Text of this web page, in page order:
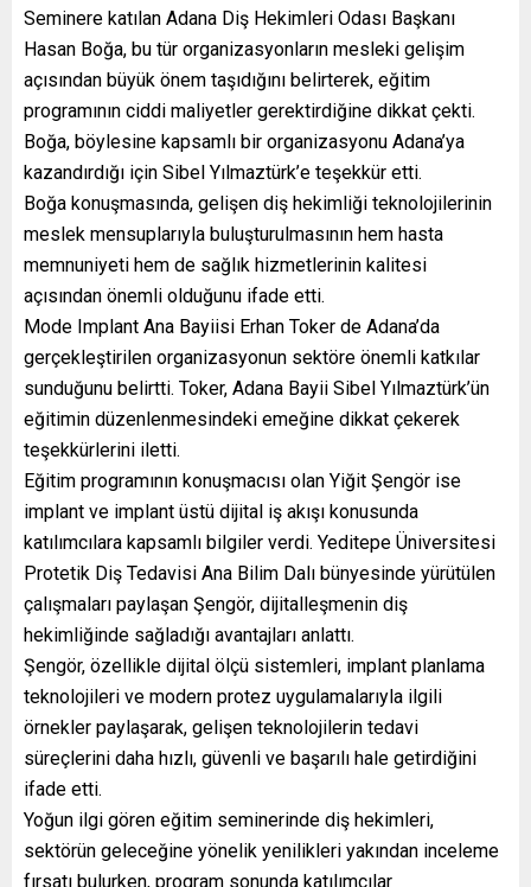
Seminere katılan Adana Diş Hekimleri Odası Başkanı
Hasan Boğa, bu tür organizasyonların mesleki gelişim
açısından büyük önem taşıdığını belirterek, eğitim
programının ciddi maliyetler gerektirdiğine dikkat çekti.
Boğa, böylesine kapsamlı bir organizasyonu Adana’ya
kazandırdığı için Sibel Yılmaztürk’e teşekkür etti.
Boğa konuşmasında, gelişen diş hekimliği teknolojilerinin
meslek mensuplarıyla buluşturulmasının hem hasta
memnuniyeti hem de sağlık hizmetlerinin kalitesi
açısından önemli olduğunu ifade etti.
Mode Implant Ana Bayiisi Erhan Toker de Adana’da
gerçekleştirilen organizasyonun sektöre önemli katkılar
sunduğunu belirtti. Toker, Adana Bayii Sibel Yılmaztürk’ün
eğitimin düzenlenmesindeki emeğine dikkat çekerek
teşekkürlerini iletti.
Eğitim programının konuşmacısı olan Yiğit Şengör ise
implant ve implant üstü dijital iş akışı konusunda
katılımcılara kapsamlı bilgiler verdi. Yeditepe Üniversitesi
Protetik Diş Tedavisi Ana Bilim Dalı bünyesinde yürütülen
çalışmaları paylaşan Şengör, dijitalleşmenin diş
hekimliğinde sağladığı avantajları anlattı.
Şengör, özellikle dijital ölçü sistemleri, implant planlama
teknolojileri ve modern protez uygulamalarıyla ilgili
örnekler paylaşarak, gelişen teknolojilerin tedavi
süreçlerini daha hızlı, güvenli ve başarılı hale getirdiğini
ifade etti.
Yoğun ilgi gören eğitim seminerinde diş hekimleri,
sektörün geleceğine yönelik yenilikleri yakından inceleme
fırsatı bulurken, program sonunda katılımcılar